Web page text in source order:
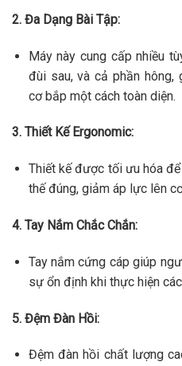
2. Đa Dạng Bài Tập:
Máy này cung cấp nhiều
đùi sau, và cả phần hông,
cơ bắp một cách toàn diện.
3. Thiết Kế Ergonomic:
Thiết kế được tối ưu hóa
thế đúng, giảm áp lực lên
4. Tay Nắm Chắc Chắn:
Tay nắm cứng cáp giúp
sự ổn định khi thực hiện
5. Đệm Đàn Hồi:
Đệm đàn hồi chất lượng